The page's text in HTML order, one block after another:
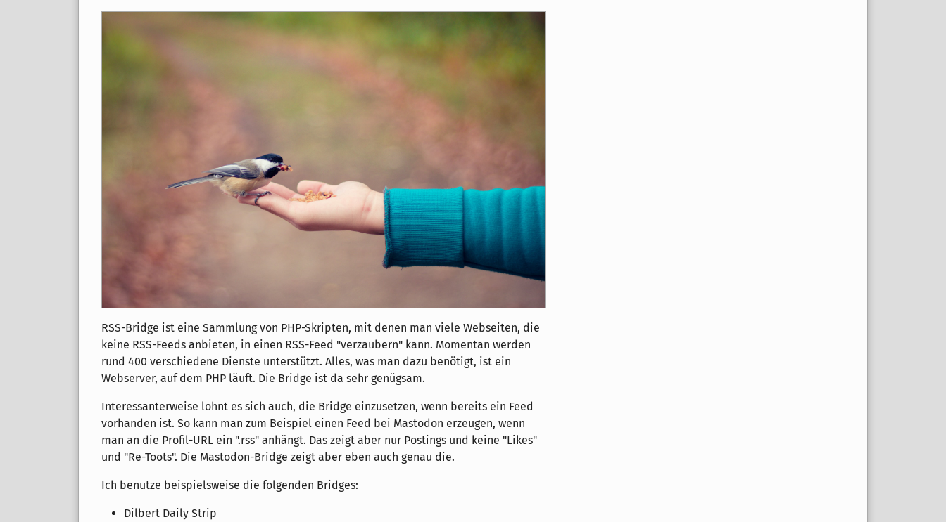
RSS-Bridge ist eine Sammlung von PHP-Skripten, mit denen man viele Webseiten, die
keine RSS-Feeds anbieten, in einen RSS-Feed "verzaubern" kann. Momentan werden
rund 400 verschiedene Dienste unterstützt. Alles, was man dazu benötigt, ist ein
Webserver, auf dem PHP läuft. Die Bridge ist da sehr genügsam.
Interessanterweise lohnt es sich auch, die Bridge einzusetzen, wenn bereits ein Feed
vorhanden ist. So kann man zum Beispiel einen Feed bei Mastodon erzeugen, wenn
man an die Profil-URL ein ".rss" anhängt. Das zeigt aber nur Postings und keine "Likes"
und "Re-Toots". Die Mastodon-Bridge zeigt aber eben auch genau die.
Ich benutze beispielsweise die folgenden Bridges:
Dilbert Daily Strip